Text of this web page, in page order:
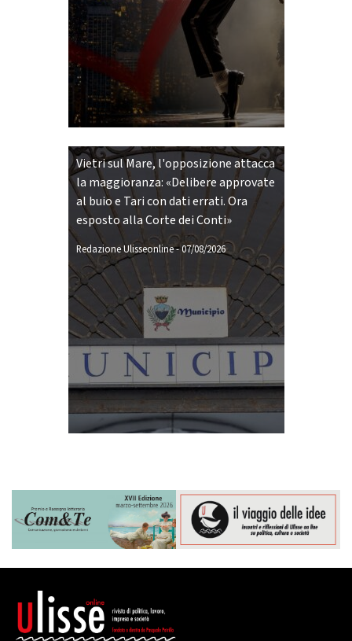
Vietri sul Mare, l'opposizione attacca
la maggioranza: «Delibere approvate
al buio e Tari con dati errati. Ora
esposto alla Corte dei Conti»
Redazione Ulisseonline-07/08/2026